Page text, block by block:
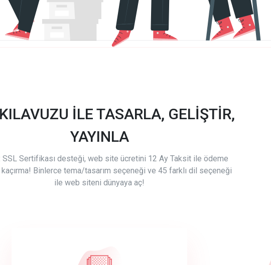
İLE TASARLA, GELİŞTİR,
YAYINLA
Sertifikası desteği, web site ücretini 12 Ay Taksit ile ödeme
kaçırma! Binlerce tema/tasarım seçeneği ve 45 farklı dil seçeneği
ile web siteni dünyaya aç!